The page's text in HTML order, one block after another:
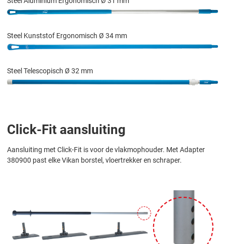
Steel Kunststof Ergonomisch Ø 34 mm
Steel Telescopisch Ø 32 mm
Click-Fit aansluiting
Aansluiting met Click-Fit is voor de vlakmophouder. Met Adapter
380900 past elke Vikan borstel, vloertrekker en schraper.